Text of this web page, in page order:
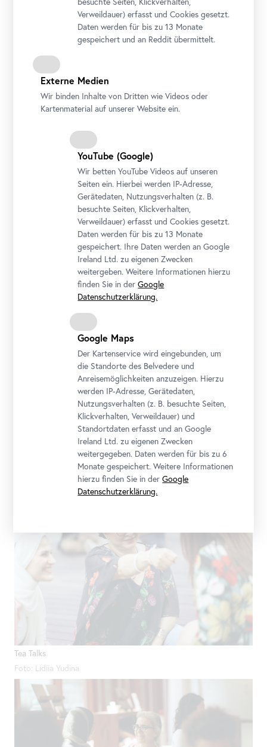
Foto: Lidiia Yudina
Foto: Lidiia Yudina
Tea Talks
Foto: Lidiia Yudina
Verweildauer) erfasst und Cookies gesetzt.
Daten werden für bis zu 13 Monate
gespeichert und an Reddit übermittelt.
Externe Medien
Wir binden Inhalte von Dritten wie Videos oder
Kartenmaterial auf unserer Website ein.
YouTube (Google)
Wir bettenYouTube Videos auf unseren
Seiten ein. Hierbei werden IP-Adresse,
Gerätedaten, Nutzungsverhalten (z. B.
besuchte Seiten, Klickverhalten,
Verweildauer) erfasst und Cookies gesetzt.
Daten werden für bis zu 13 Monate
gespeichert. Ihre Daten werden an Google
Ireland Ltd. zu eigenen Zwecken
weitergeben. Weitere Informationen hierzu
finden Sie in derGoogle
Datenschutzerklärung.
Google Maps
Der Kartenservice wird eingebunden, um
die Standorte des Belvedere und
Anreisemöglichkeiten anzuzeigen. Hierzu
werden IP-Adresse, Gerätedaten,
Nutzungsverhalten (z. B. besuchte Seiten,
Klickverhalten, Verweildauer) und
Standortdaten erfasst und an Google
Ireland Ltd. zu eigenen Zwecken
weitergegeben. Daten werden für bis zu 6
Monate gespeichert. Weitere Informationen
hierzu finden Sie in derGoogle
Datenschutzerklärung.